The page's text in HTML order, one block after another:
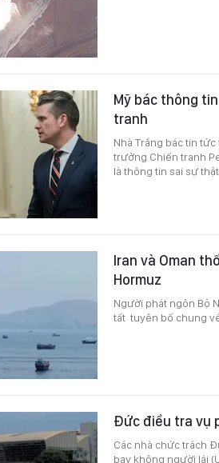
Mỹ bác thông
tranh
Nhà Trắng bác tin
trưởng Chiến tranh
là thông tin sai sự
Iran và Oman
Hormuz
Người phát ngôn Bộ
tất tuyên bố chung
Đức điều tra vụ
Các nhà chức trách
bay không người lái